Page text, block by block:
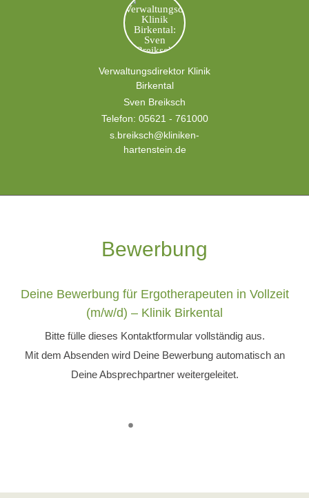
Verwaltungsdirektor Klinik
Birkental
Sven Breiksch
Telefon: 05621 - 761000
s.breiksch@kliniken-
hartenstein.de
Bewerbung
Deine Bewerbung für Ergotherapeuten in Vollzeit
(m/w/d) – Klinik Birkental
Bitte fülle dieses Kontaktformular vollständig aus.
Mit dem Absenden wird Deine Bewerbung automatisch an
Deine Absprechpartner weitergeleitet.